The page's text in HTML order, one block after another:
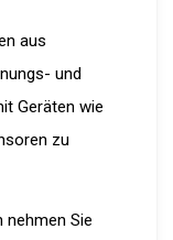
aus
und
Geräten wie
zu
Sie